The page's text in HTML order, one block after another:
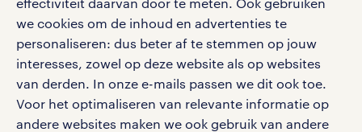
we cookies om de inhoud en advertenties te
personaliseren: dus beter af te stemmen op jouw
interesses, zowel op deze website als op websites
van derden. In onze e-mails passen we dit ook toe.
Voor het optimaliseren van relevante informatie op
andere websites maken we ook gebruik van andere
Volg ons voor de leukste content omtrent
vacatures, solliciteren en inspiratie.
werken bij randstad